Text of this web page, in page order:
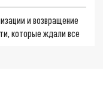
и возвращение
которые ждали все